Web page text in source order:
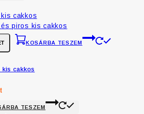
KOSÁRBA TESZEM
kis cakkos
TESZEM